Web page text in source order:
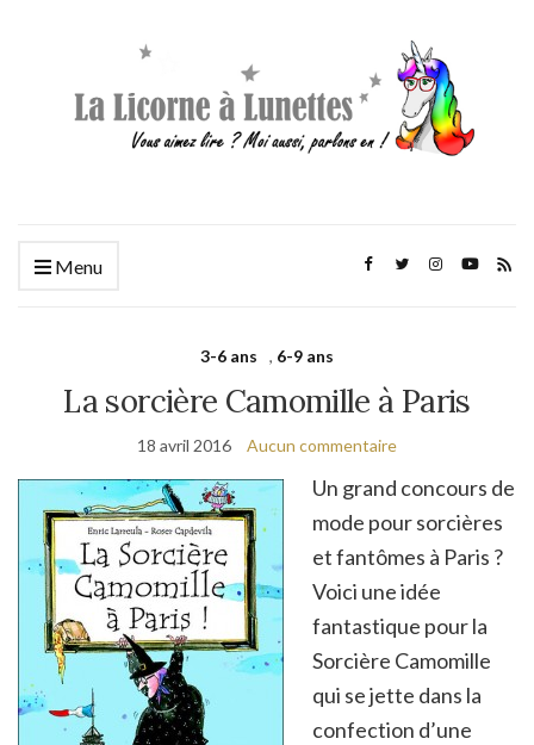
Menu
3-6 ans , 6-9 ans
La sorcière Camomille à Paris
18 avril 2016 Aucun commentaire
Un grand concours de
mode pour sorcières
et fantômes à Paris ?
Voici une idée
fantastique pour la
Sorcière Camomille
qui se jette dans la
confection d’une